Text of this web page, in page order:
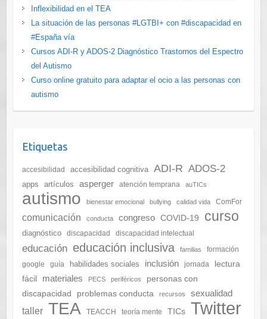
Inflexibilidad en el TEA
La situación de las personas #LGTBI+ con #discapacidad en
#España vía
Cursos ADI-R y ADOS-2 Diagnóstico Trastornos del Espectro
del Autismo
Curso online gratuito para adaptar el ocio a las personas con
autismo
Etiquetas
accesibilidad accesibilidad cognitiva ADI-R ADOS-2
apps artículos asperger atención temprana auTICs
autismo bienestar emocional bullying calidad vida ComFor
comunicación conducta congreso COVID-19 curso
diagnóstico discapacidad discapacidad intelectual
educación educación inclusiva familias
formación
google
guía habilidades sociales inclusión jornada
lectura
fácil
materiales PECS periféricos
personas con
discapacidad
problemas conducta recursos sexualidad
taller TEA TEACCH teoría mente TICs Twitter